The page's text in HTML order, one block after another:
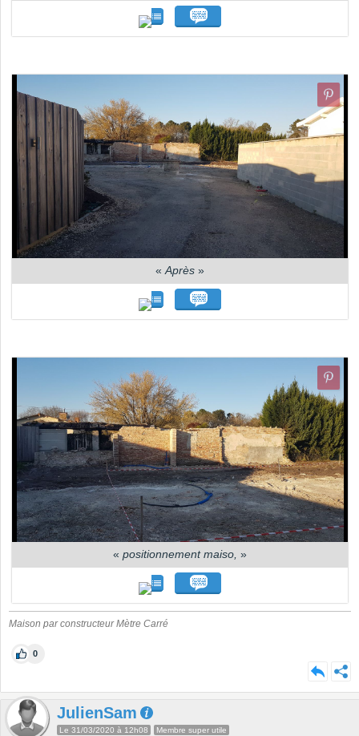
«Après »
« positionnement maiso, »
Maison par constructeur Mètre Carré
0
JulienSam
Le 31/03/2020 à 12h08 Membre super utile